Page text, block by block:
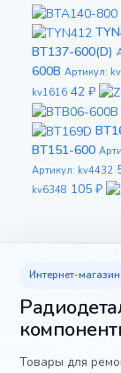
BT137-600(D)
600B Артикул:
kv1616 42 ₽
BT151-600
Артикул: kv4432
kv6348 105 ₽
Интернет-магазин
Товары для